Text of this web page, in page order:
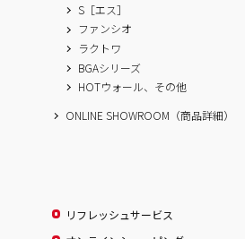
S［エス］
ファンシオ
ラクトワ
BGAシリーズ
HOTウォール、その他
ONLINE SHOWROOM（商品詳細）
リフレッシュサービス